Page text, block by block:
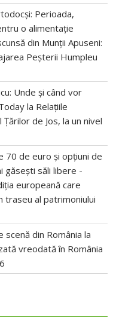
Perioada,
o alimentație
din Munții Apuseni:
Peșterii Humpleu
Unde și când vor
la Relațiile
de Jos, la un nivel
70 de euro și opțiuni de
găsești săli libere -
europeană care
traseu al patrimoniului
scenă din România la
vreodată în România